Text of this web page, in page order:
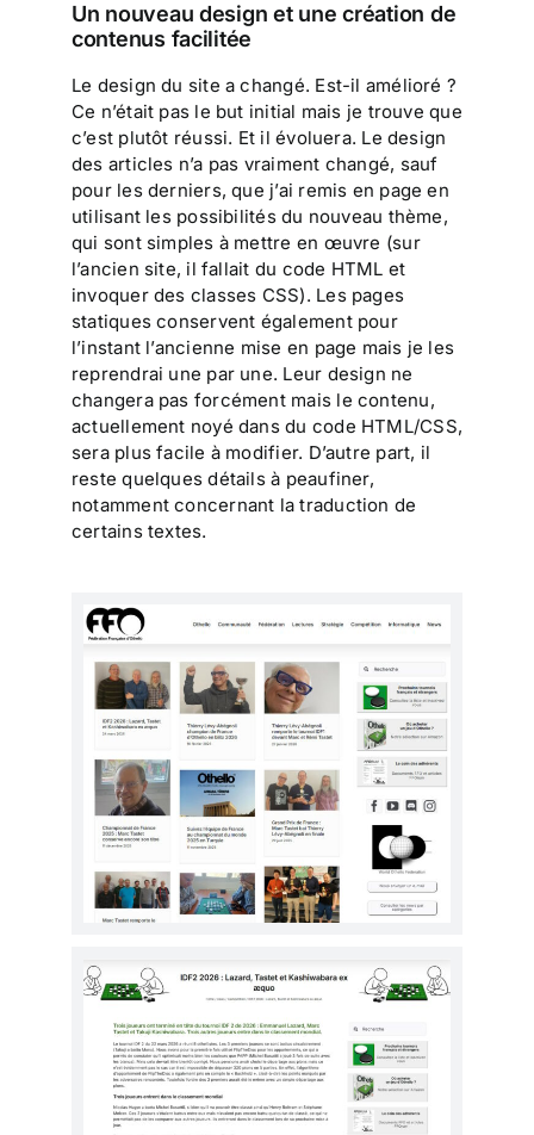
Un nouveau design et une création de
contenus facilitée
Le design du site a changé. Est-il amélioré ?
Ce n’était pas le but initial mais je trouve que
c’est plutôt réussi. Et il évoluera. Le design
des articles n’a pas vraiment changé, sauf
pour les derniers, que j’ai remis en page en
utilisant les possibilités du nouveau thème,
qui sont simples à mettre en œuvre (sur
l’ancien site, il fallait du code HTML et
invoquer des classes CSS). Les pages
statiques conservent également pour
l’instant l’ancienne mise en page mais je les
reprendrai une par une. Leur design ne
changera pas forcément mais le contenu,
actuellement noyé dans du code HTML/CSS,
sera plus facile à modifier. D’autre part, il
reste quelques détails à peaufiner,
notamment concernant la traduction de
certains textes.